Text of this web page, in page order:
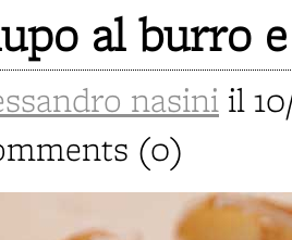
al burro
nasini il
(0)